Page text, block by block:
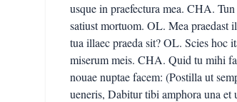
usque in praefectura mea. CHA.
satiust mortuom. OL. Mea praedast
tua illaec praeda sit? OL. Scies hoc
miserum meis. CHA. Quid tu mihi
nouae nuptae facem: (Postilla ut
ueneris, Dabitur tibi amphora una et